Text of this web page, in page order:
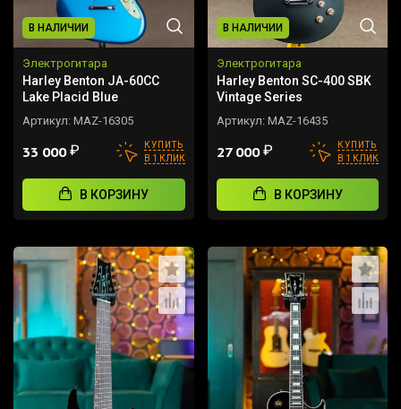
В НАЛИЧИИ
Электрогитара
Harley Benton JA-60СC
Lake Placid Blue
Артикул: MAZ-16305
33 000₽
КУПИТЬ
В 1 КЛИК
В КОРЗИНУ
В НАЛИЧИИ
Электрогитара
Harley Benton SC-400 SBK
Vintage Series
Артикул: MAZ-16435
27 000₽
КУПИТЬ
В 1 КЛИК
В КОРЗИНУ